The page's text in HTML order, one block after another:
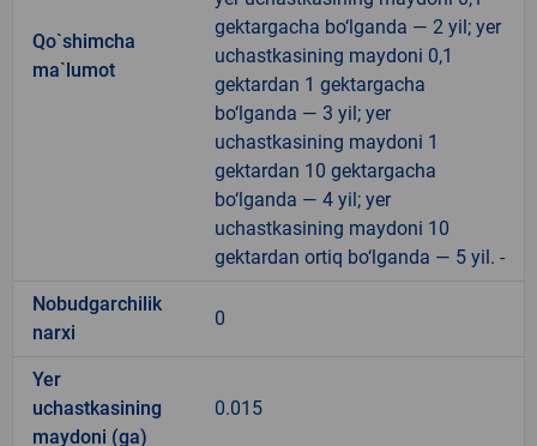
Qo`shimcha
ma`lumot
gektargacha bo‘lganda — 2 yil; yer
uchastkasining maydoni 0,1
gektardan 1 gektargacha
bo‘lganda — 3 yil; yer
uchastkasining maydoni 1
gektardan 10 gektargacha
bo‘lganda — 4 yil; yer
uchastkasining maydoni 10
gektardan ortiq bo‘lganda — 5 yil. -
Nobudgarchilik
narxi
0
Yer
uchastkasining
maydoni (ga)
0.015